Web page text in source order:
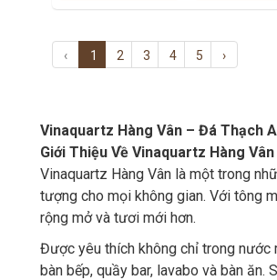
‹ 1 2 3 4 5 ›
Vinaquartz Hàng Vân – Đá Thạch
Giới Thiệu Về Vinaquartz Hàng Vân
Vinaquartz Hàng Vân là một trong
tượng cho mọi không gian. Với tông
rộng mở và tươi mới hơn.
Được yêu thích không chỉ trong nước
bàn bếp, quầy bar, lavabo và bàn